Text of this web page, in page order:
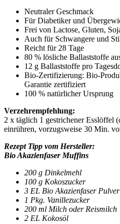
Neutraler Geschmack
Für Diabetiker und
Frei von Lactose, Gluten,
Auch für Schwangere und
Reicht für 28 Tage
80 % lösliche Ballaststoffe
12 g Ballaststoffe pro
Bio-Zertifizierung: Bio-
Garantie zertifiziert
100 % natürlicher Ursprung
Verzehrempfehlung:
2 x täglich 1 gestrichener Esslöffel
einrühren, vorzugsweise 30 Min.
Rezept Tipp vom Hersteller:
Bio Akazienfaser Muffins
200 g Dinkelmehl
100 g Kokoszucker
3 EL Bio Akazienfaser Pulver
1 Pkg. Vanillezucker
200 ml Milch oder Reismilch
2 EL Kokosöl